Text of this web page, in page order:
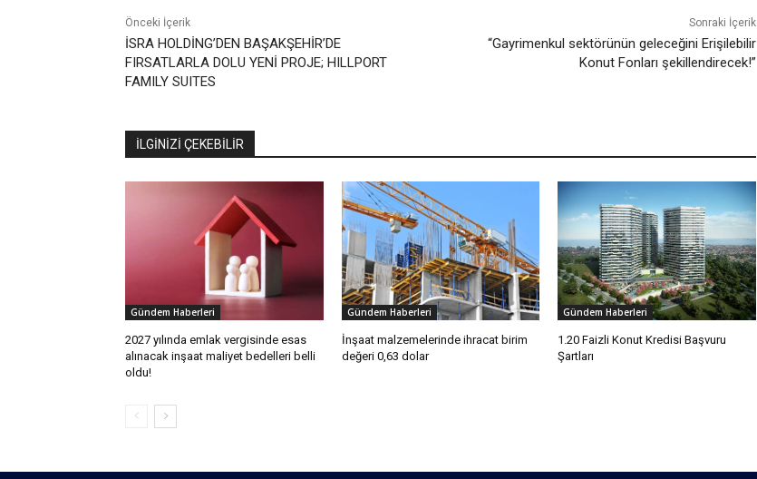
Önceki İçerik
İSRA HOLDİNG’DEN BAŞAKŞEHİR’DE
FIRSATLARLA DOLU YENİ PROJE; HILLPORT
FAMILY SUITES
Sonraki İçerik
“Gayrimenkul sektörünün geleceğini Erişilebilir
Konut Fonları şekillendirecek!”
İLGİNİZİ ÇEKEBİLİR
Gündem Haberleri
2027 yılında emlak vergisinde esas
alınacak inşaat maliyet bedelleri belli
oldu!
Gündem Haberleri
İnşaat malzemelerinde ihracat birim
değeri 0,63 dolar
Gündem Haberleri
1.20 Faizli Konut Kredisi Başvuru
Şartları